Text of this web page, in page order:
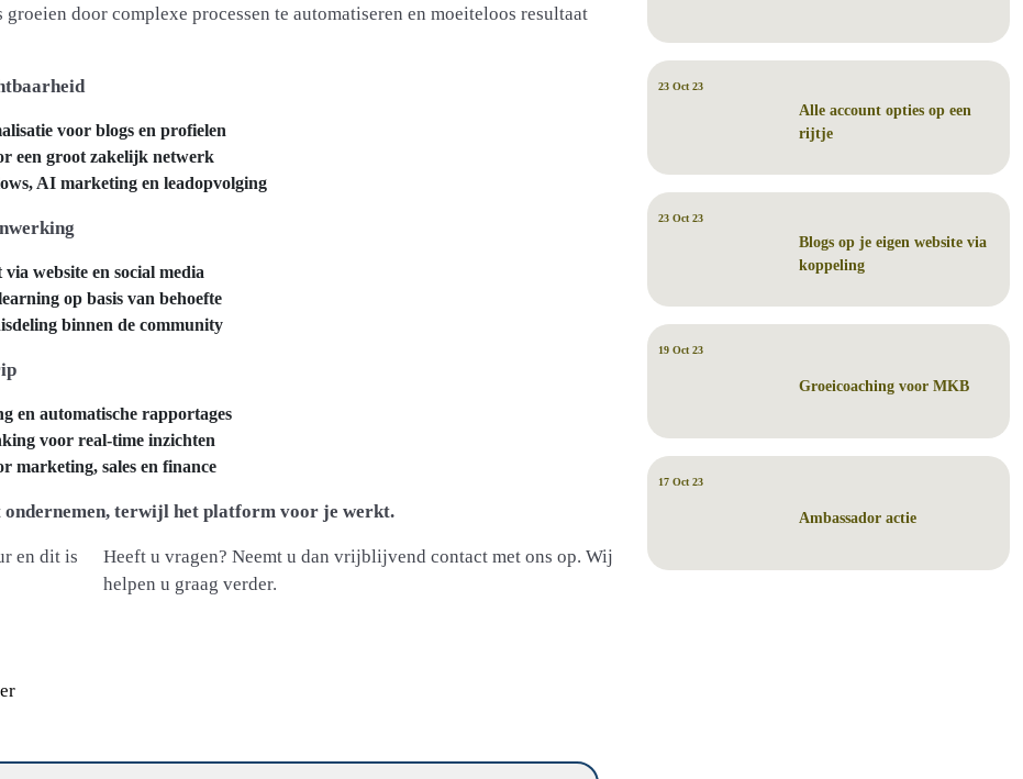
door complexe processen te automatiseren en moeiteloos resultaat
voor blogs en profielen
een groot zakelijk netwerk
AI marketing en leadopvolging
website en social media
op basis van behoefte
binnen de community
en automatische rapportages
voor real-time inzichten
marketing, sales en finance
terwijl het platform voor je werkt.
en dit is
Heeft u vragen? Neemt u dan vrijblijvend contact met ons op. Wij
helpen u graag verder.
23 Oct 23
Alle account opties op een
rijtje
23 Oct 23
Blogs op je eigen website via
koppeling
19 Oct 23
Groeicoaching voor MKB
17 Oct 23
Ambassador actie